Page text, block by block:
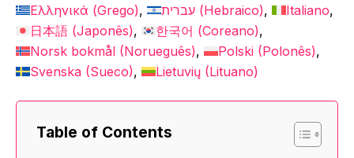
Ελληνικά (Grego) עברית (Hebraico)
Italiano
日本語 (Japonês) 한국어 (Coreano)
Norsk bokmål (Norueguês) Polski (Polonês)
Svenska (Sueco) Lietuvių (Lituano)
Table of Contents